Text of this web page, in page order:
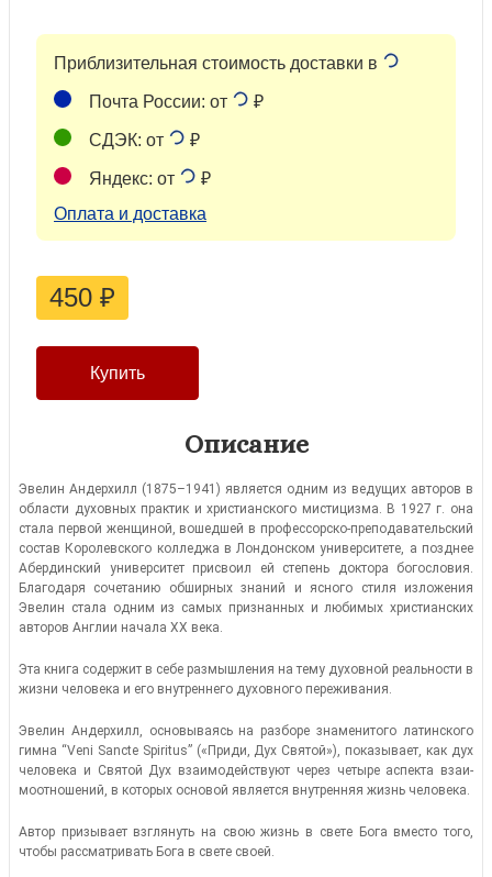
Приблизительная стоимость доставки в
Почта России: от ₽
СДЭК: от ₽
Яндекс: от
₽
Оплата и доставка
450 ₽
Описание
Эвелин Андерхилл (1875–1941) является одним из ведущих авторов в
области духовных практик и христианского мистицизма. В 1927 г. она
стала первой женщиной, вошедшей в профессорско-преподавательский
состав Королевского колледжа в Лондонском университете, а позднее
Абердинский университет присвоил ей степень доктора богословия.
Благодаря сочетанию обширных знаний и ясного стиля изложения
Эвелин стала одним из самых признанных и любимых христианских
авторов Англии начала XX века.
Эта книга содержит в себе раз­мышления на тему духовной реаль­ности в
жизни человека и его вну­треннего духовного переживания.
Эвелин Андерхилл, основываясь на разборе знаменитого латинского
гимна “Veni Sancte Spiritus” («Приди, Дух Святой»), показывает, как дух
человека и Святой Дух взаимодействуют через четыре аспекта взаи­
моотношений, в которых основой является внутренняя жизнь человека.
Автор призывает взглянуть на свою жизнь в свете Бога вместо того,
чтобы рассматривать Бога в свете своей.